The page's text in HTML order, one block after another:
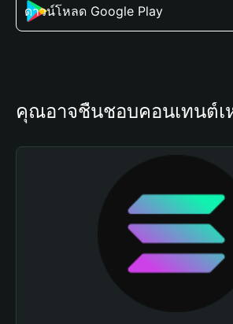
ดาวน์โหลด Google Play
คุณอาจชื่นชอบคอนเทนต์เ